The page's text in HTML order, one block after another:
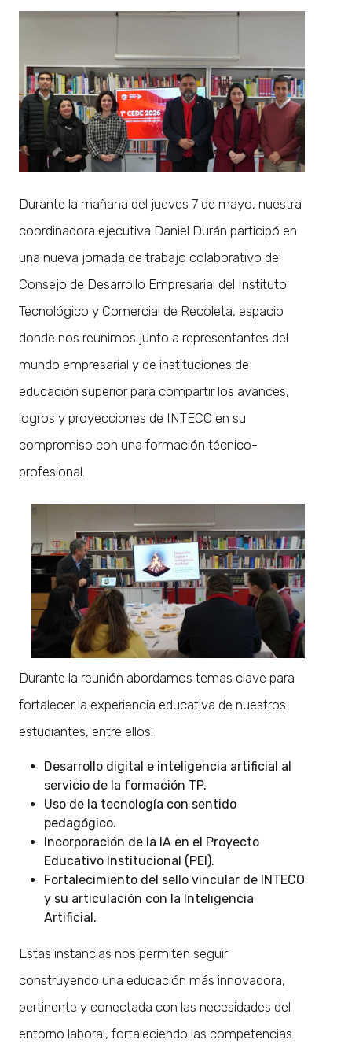
Durante la mañana del jueves 7 de mayo, nuestra
coordinadora ejecutiva Daniel Durán participó en
una nueva jornada de trabajo colaborativo del
Consejo de Desarrollo Empresarial del Instituto
Tecnológico y Comercial de Recoleta, espacio
donde nos reunimos junto a representantes del
mundo empresarial y de instituciones de
educación superior para compartir los avances,
logros y proyecciones de INTECO en su
compromiso con una formación técnico-
profesional.
Durante la reunión abordamos temas clave para
fortalecer la experiencia educativa de nuestros
estudiantes, entre ellos:
Desarrollo digital e inteligencia artificial al
servicio de la formación TP.
Uso de la tecnología con sentido
pedagógico.
Incorporación de la IA en el Proyecto
Educativo Institucional (PEI).
Fortalecimiento del sello vincular de INTECO
y su articulación con la Inteligencia
Artificial.
Estas instancias nos permiten seguir
construyendo una educación más innovadora,
pertinente y conectada con las necesidades del
entorno laboral, fortaleciendo las competencias